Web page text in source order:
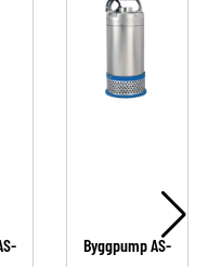
Byggpump AS-